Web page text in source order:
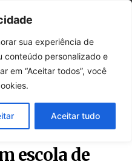
sua experiência de
conteúdo personalizado e
em “Aceitar todos”, você
Aceitar tudo
adolescente
escola de